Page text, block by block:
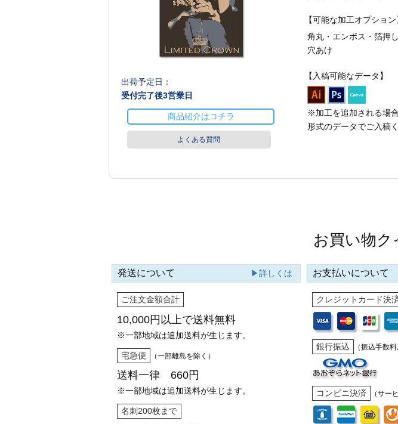
出荷予定日：
受付完了後3営業日
商品紹介はコチラ
よくある質問
【可能な加工オプション
角丸・ エンボス・箔押
穴あけ
【入稿可能なデータ】
※加工を追加される場
形式のデータでご入稿
お買い物ク
発送について ▶詳しくは
ご注文金額合計
10,000円以上で送料無料
※一部地域は追加送料が生じます。
宅急便 （一部離島を除く）
送料一律 660円
※一部地域は追加送料が生じます。
名刺200枚まで
お支払いについて
クレジットカード決
銀行振込 （振込手数
コンビニ決済 （サー